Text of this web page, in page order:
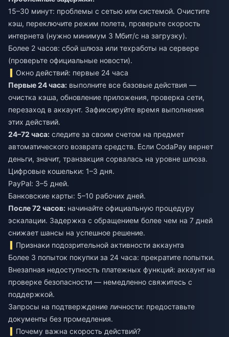
15–30 минут: проблемы с сетью или системой. Очистите
кэш, переключите режим полета, проверьте скорость
интернета (нужно минимум 3 Мбит/с на загрузку).
Более 2 часов: сбой шлюза или техработы на сервере
(проверьте официальные новости).
Окно действий: первые 24 часа
Первые 24 часа: выполните все базовые действия —
очистка кэша, обновление приложения, проверка сети,
перезаход в аккаунт. Зафиксируйте время выполнения
этих действий.
24–72 часа: следите за своим счетом на предмет
автоматического возврата средств. Если CodaPay вернет
деньги, значит, транзакция сорвалась на уровне шлюза.
Цифровые кошельки: 1–3 дня.
PayPal: 3–5 дней.
Банковские карты: 5–10 рабочих дней.
После 72 часов: начинайте официальную процедуру
эскалации. Задержка с обращением более чем на 7 дней
снижает шансы на успешное решение.
Признаки подозрительной активности аккаунта
Более 3 попыток покупки за 24 часа: прекратите попытки.
Внезапная недоступность платежных функций: аккаунт на
проверке безопасности — немедленно свяжитесь с
поддержкой.
Запросы на подтверждение личности: предоставьте
документы без промедления.
Почему важна скорость действий?